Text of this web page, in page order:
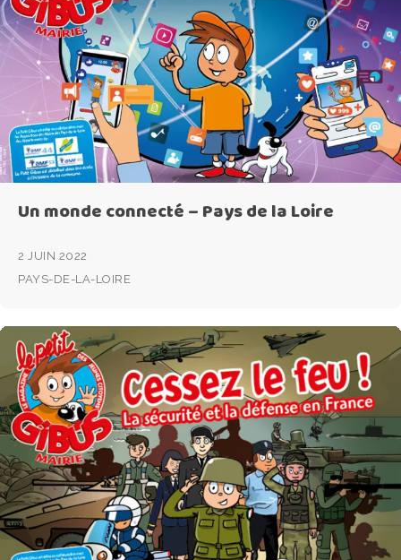
Un monde connecté – Pays de la Loire
2 JUIN 2022
PAYS-DE-LA-LOIRE